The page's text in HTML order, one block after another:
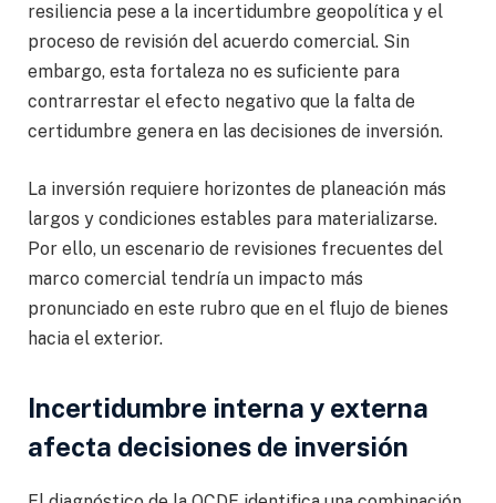
resiliencia pese a la incertidumbre geopolítica y el
proceso de revisión del acuerdo comercial. Sin
embargo, esta fortaleza no es suficiente para
contrarrestar el efecto negativo que la falta de
certidumbre genera en las decisiones de inversión.
La inversión requiere horizontes de planeación más
largos y condiciones estables para materializarse.
Por ello, un escenario de revisiones frecuentes del
marco comercial tendría un impacto más
pronunciado en este rubro que en el flujo de bienes
hacia el exterior.
Incertidumbre interna y externa
afecta decisiones de inversión